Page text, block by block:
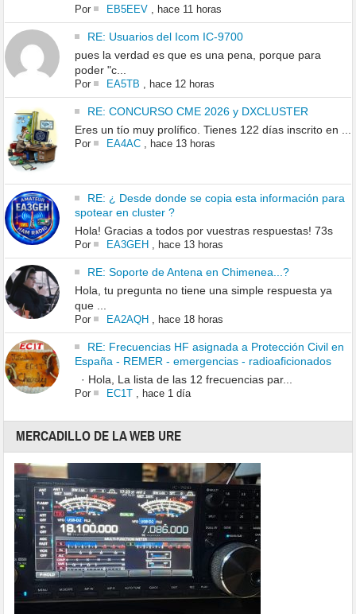
Por EB5EEV, hace 11 horas
RE: Usuarios del Icom IC-9700
pues la verdad es que es una pena, porque para
poder "c...
Por EA5TB hace 12 horas
RE: CONCURSO CME 2026 y DXCLUSTER
Eres un tío muy prolífico. Tienes 122 días inscrito en ...
Por EA4AC, hace 13 horas
RE: ¿ Desde donde se copia esta información para
spotear en cluster ?
Hola! Gracias a todos por vuestras respuestas! 73s
Por EA3GEH, hace 13 horas
RE: Soporte de Antena en Chimenea...?
Hola, tu pregunta no tiene una simple respuesta ya
que ...
Por EA2AQH, hace 18 horas
RE: Frecuencias HF asignada a Protección Civil en
España - REMER - emergencias - radioaficionados
· Hola, La lista de las 12 frecuencias par...
Por EC1T, hace 1 día
MERCADILLO DE LA WEB URE